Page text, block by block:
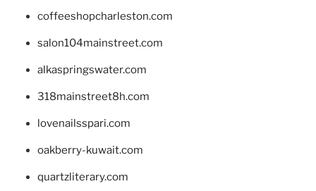
coffeeshopcharleston.com
salon104mainstreet.com
alkaspringswater.com
318mainstreet8h.com
lovenailsspari.com
oakberry-kuwait.com
quartzliterary.com